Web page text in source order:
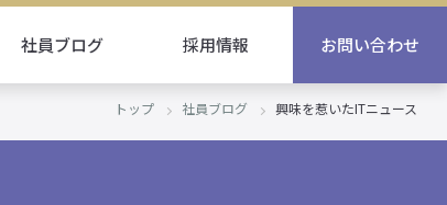
社員ブログ 採用情報 お問い合わせ
トップ 社員ブログ 興味を惹いたITニュース